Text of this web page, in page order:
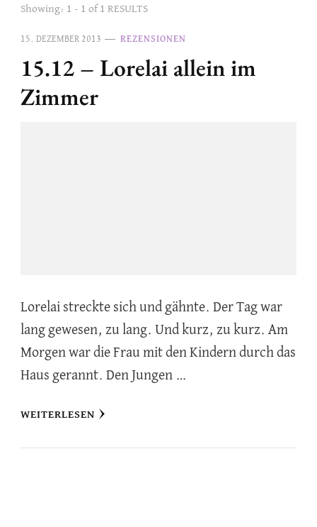
Showing: 1 - 1 of 1 RESULTS
15. DEZEMBER 2013 REZENSIONEN
15.12 – Lorelai allein im
Zimmer
Lorelai streckte sich und gähnte. Der Tag war
lang gewesen, zu lang. Und kurz, zu kurz. Am
Morgen war die Frau mit den Kindern durch das
Haus gerannt. Den Jungen …
WEITERLESEN